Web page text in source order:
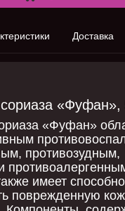
Доставка
«Фуфан»
противозудным,
имеет
поврежденную